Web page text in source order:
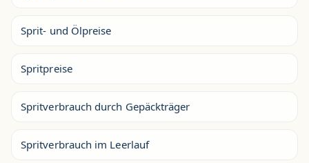
Sprit- und Ölpreise
Spritpreise
Spritverbrauch durch Gepäckträger
Spritverbrauch im Leerlauf